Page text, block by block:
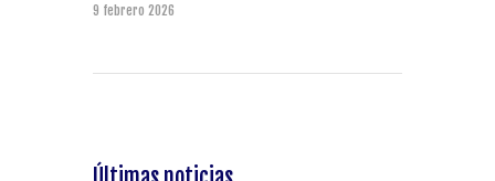
9 febrero 2026